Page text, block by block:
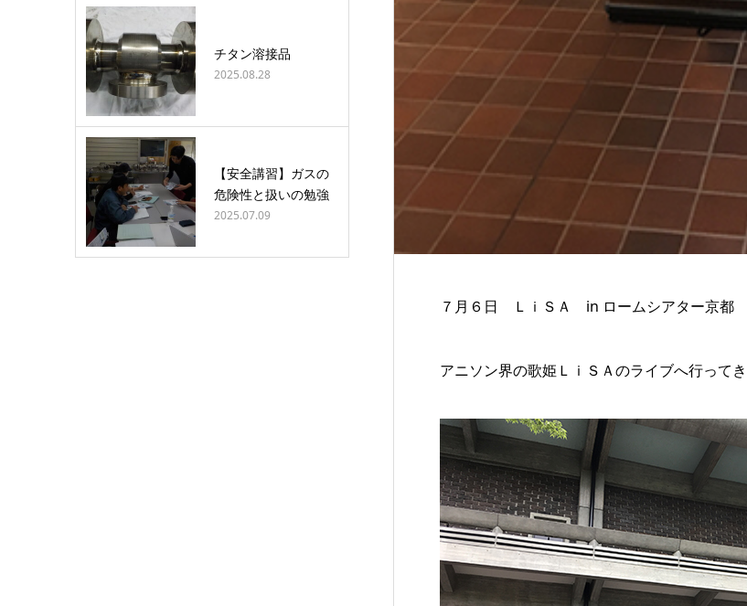
７月６日 ＬｉＳＡ in ロームシアター京都
アニソン界の歌姫ＬｉＳＡのライブへ行って
チタン溶接品
2025.08.28
【安全講習】ガスの
危険性と扱いの勉強
2025.07.09